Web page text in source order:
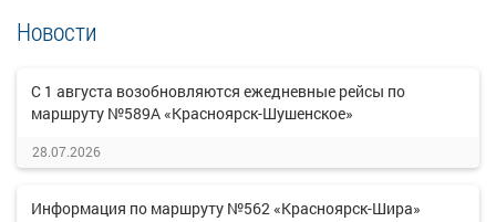
Новости
С 1 августа возобновляются ежедневные рейсы по
маршруту №589А «Красноярск-Шушенское»
28.07.2026
Информация по маршруту №562 «Красноярск-Шира»